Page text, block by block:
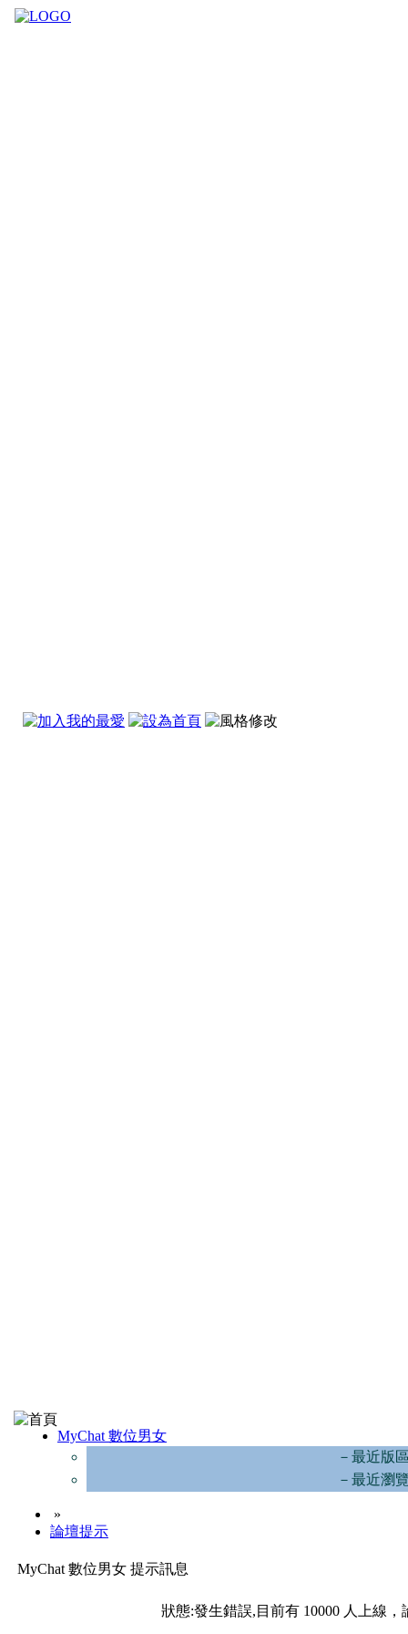
MyChat 數位男女
－最近版
－最近瀏
»
論壇提示
MyChat 數位男女 提示訊息
狀態:發生錯誤,目前有 10000 人上線